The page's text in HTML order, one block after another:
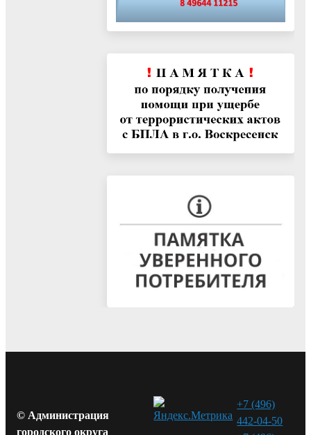
© Администрация
городского округа
+7 (496)
442-04-50